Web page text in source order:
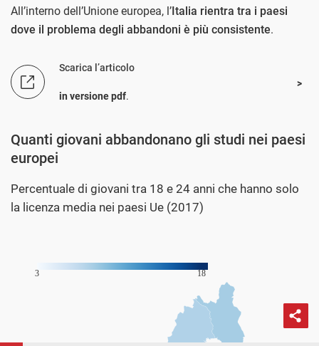
All’interno dell’Unione europea, l’Italia rientra tra i paesi
dove il problema degli abbandoni è più consistente.
Scarica l’articolo
in versione pdf.
Quanti giovani abbandonano gli studi nei paesi
europei
Percentuale di giovani tra 18 e 24 anni che hanno solo
la licenza media nei paesi Ue (2017)